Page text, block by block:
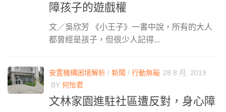
障孩子的遊戲權
文／吳欣芳 《小王子》一書中說，所有的大人
都曾經是孩子，但很少人記得...
安置機構困境解析 / 新聞 / 行動無礙 28 8 月, 2019
BY 何怡君
文林家園進駐社區遭反對，身心障